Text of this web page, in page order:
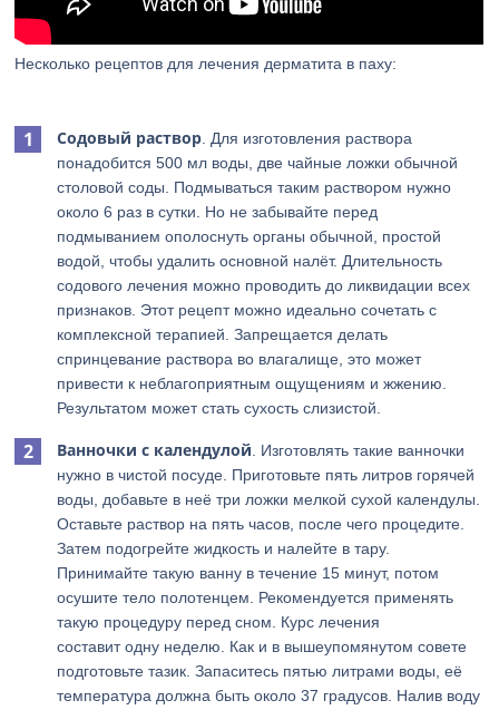
Несколько рецептов для лечения дерматита в паху:
Содовый раствор . Для изготовления раствора
понадобится 500 мл воды, две чайные ложки обычной
столовой соды. Подмываться таким раствором нужно
около 6 раз в сутки. Но не забывайте перед
подмыванием ополоснуть органы обычной, простой
водой, чтобы удалить основной налёт. Длительность
содового лечения можно проводить до ликвидации всех
признаков. Этот рецепт можно идеально сочетать с
комплексной терапией. Запрещается делать
спринцевание раствора во влагалище, это может
привести к неблагоприятным ощущениям и жжению.
Результатом может стать сухость слизистой.
Ванночки с календулой . Изготовлять такие ванночки
нужно в чистой посуде. Приготовьте пять литров горячей
воды, добавьте в неё три ложки мелкой сухой календулы.
Оставьте раствор на пять часов, после чего процедите.
Затем подогрейте жидкость и налейте в тару.
Принимайте такую ванну в течение 15 минут, потом
осушите тело полотенцем. Рекомендуется применять
такую процедуру перед сном. Курс лечения
составит одну неделю. Как и в вышеупомянутом совете
подготовьте тазик. Запаситесь пятью литрами воды, её
температура должна быть около 37 градусов. Налив воду